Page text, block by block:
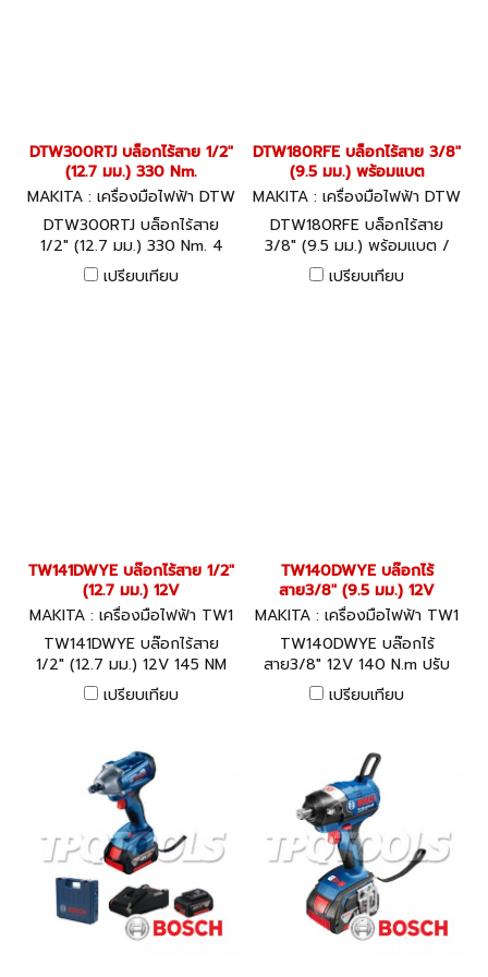
DTW300RTJ บล็อกไร้สาย 1/2"
(12.7 มม.) 330 Nm.
MAKITA : เครื่องมือไฟฟ้า DTW
300RTJ
DTW300RTJ บล็อกไร้สาย
1/2" (12.7 มม.) 330 Nm. 4
สปีด BL, XPT, MAKPAC
เปรียบเทียบ
DTW180RFE บล็อกไร้สาย 3/8"
(9.5 มม.) พร้อมแบต
MAKITA : เครื่องมือไฟฟ้า DTW
180RFE
DTW180RFE บล็อกไร้สาย
3/8" (9.5 มม.) พร้อมแบต /
แท่นชาร์ท 180 N.m. BL, XPT +
MAKPAC
เปรียบเทียบ
TW141DWYE บล๊อกไร้สาย 1/2"
(12.7 มม.) 12V
MAKITA : เครื่องมือไฟฟ้า TW1
41DWYE
TW141DWYE บล๊อกไร้สาย
1/2" (12.7 มม.) 12V 145 NM
ปรับรอบได้
เปรียบเทียบ
TW140DWYE บล๊อกไร้
สาย3/8" (9.5 มม.) 12V
MAKITA : เครื่องมือไฟฟ้า TW1
40DWYE
TW140DWYE บล๊อกไร้
สาย3/8" 12V 140 N.m ปรับ
รอบได้
เปรียบเทียบ